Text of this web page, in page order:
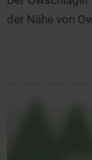
der Nähe von